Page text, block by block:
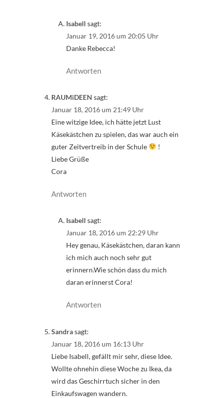
Isabell sagt:
Januar 19, 2016 um 20:05 Uhr
Danke Rebecca!
Antworten
RAUMiDEEN sagt:
Januar 18, 2016 um 21:49 Uhr
Eine witzige Idee, ich hätte jetzt Lust
Käsekästchen zu spielen, das war auch ein
guter Zeitvertreib in der Schule
!
Liebe Grüße
Cora
Antworten
Isabell sagt:
Januar 18, 2016 um 22:29 Uhr
Hey genau, Käsekästchen, daran kann
ich mich auch noch sehr gut
erinnern.Wie schön dass du mich
daran erinnerst Cora!
Antworten
Sandrasagt:
Januar 18, 2016 um 16:13 Uhr
Liebe Isabell, gefällt mir sehr, diese Idee.
Wollte ohnehin diese Woche zu Ikea, da
wird das Geschirrtuch sicher in den
Einkaufswagen wandern.